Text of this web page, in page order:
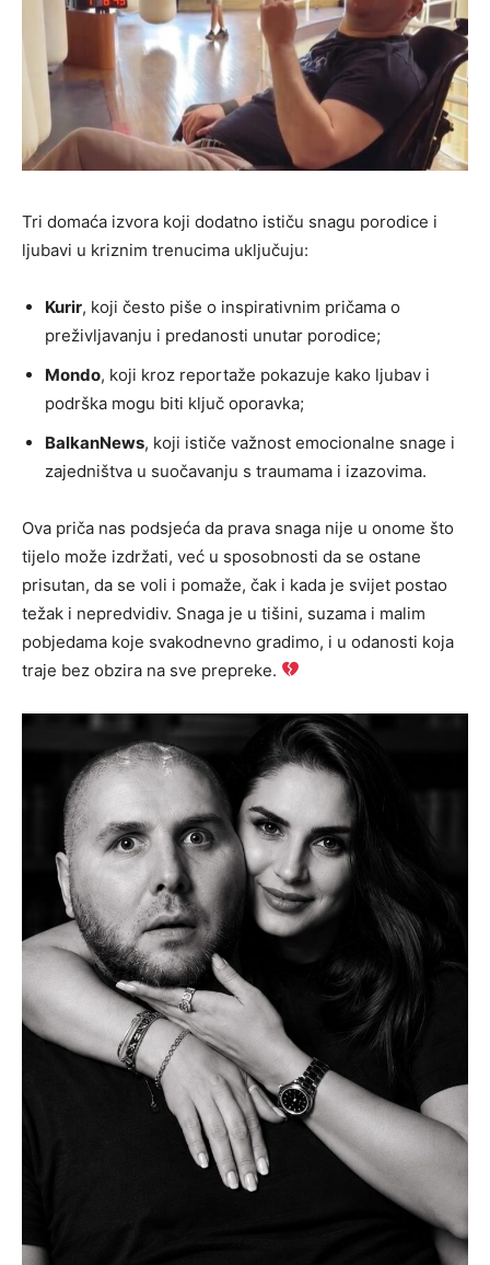
Tri domaća izvora koji dodatno ističu snagu porodice i
ljubavi u kriznim trenucima uključuju:
Kurir, koji često piše o inspirativnim pričama o
preživljavanju i predanosti unutar porodice;
Mondo, koji kroz reportaže pokazuje kako ljubav i
podrška mogu biti ključ oporavka;
BalkanNews, koji ističe važnost emocionalne snage i
zajedništva u suočavanju s traumama i izazovima.
Ova priča nas podsjeća da prava snaga nije u onome što
tijelo može izdržati, već u sposobnosti da se ostane
prisutan, da se voli i pomaže, čak i kada je svijet postao
težak i nepredvidiv. Snaga je u tišini, suzama i malim
pobjedama koje svakodnevno gradimo, i u odanosti koja
traje bez obzira na sve prepreke.